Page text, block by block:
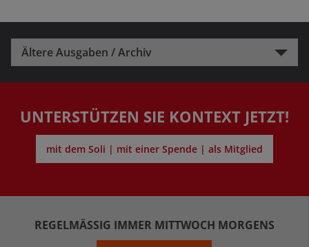
Ältere Ausgaben / Archiv
UNTERSTÜTZEN SIE KONTEXT JETZT!
mit dem Soli | mit einer Spende | als Mitglied
REGELMÄSSIG IMMER MITTWOCH MORGENS